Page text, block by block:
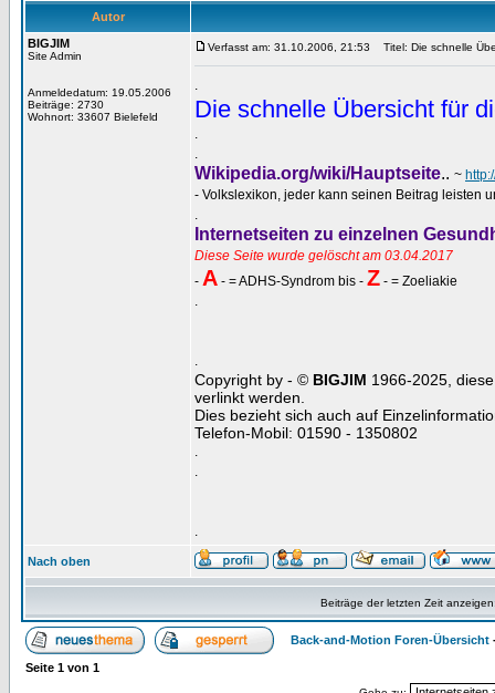
Autor
BIGJIM
Site Admin
Anmeldedatum: 19.05.2006
Beiträge: 2730
Wohnort: 33607 Bielefeld
Verfasst am: 31.10.2006, 21:53 Titel: Die schnelle
.
Die schnelle Übersicht für
.
.
Wikipedia.org/wiki/Hauptseite.. ~
- Volkslexikon, jeder kann seinen Beitrag leisten
.
Internetseiten zu einzelnen
Diese Seite wurde gelöscht am 03.04.2017
- A - = ADHS-Syndrom bis - Z - = Zoeliakie
.
.
Copyright by - © BIGJIM 1966-2025,
verlinkt werden.
Dies bezieht sich auch auf
Telefon-Mobil: 01590 - 1350802
.
.
.
Nach oben
Beiträge der letzten Zeit
Back-and-Motion Foren-Übersicht
Seite 1 von 1